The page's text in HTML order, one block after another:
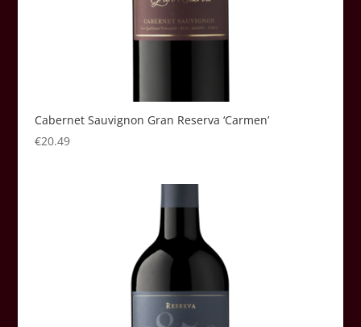
Cabernet Sauvignon Gran Reserva ‘Carmen’
€20.49